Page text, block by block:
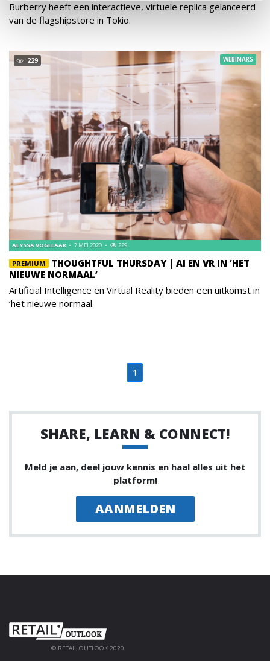
Burberry heeft een interactieve, virtuele replica gelanceerd
van de flagshipstore in Tokio.
229
PREMIUM
THOUGHTFUL THURSDAY | AI EN VR IN ‘HET
NIEUWE NORMAAL’
ALYSSA VOGELAAR 7 MEI 2020 229
WEBINARS
Artificial Intelligence en Virtual Reality bieden een uitkomst in
‘het nieuwe normaal.
1
SHARE, LEARN & CONNECT!
Meld je aan, deel jouw kennis en haal alles uit het
platform!
AANMELDEN
© RETAIL OUTLOOK 2020